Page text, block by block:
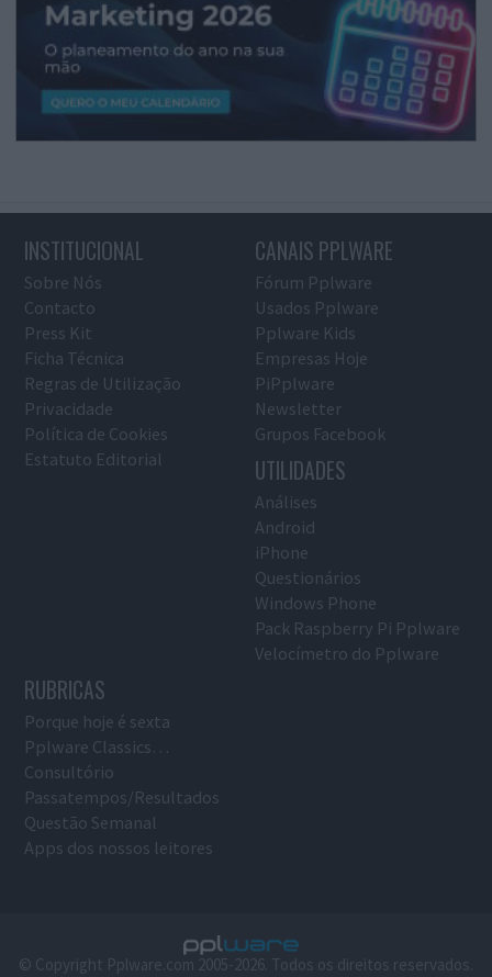
INSTITUCIONAL
Sobre Nós
Contacto
Press Kit
Ficha Técnica
Regras de Utilização
Privacidade
Política de Cookies
Estatuto Editorial
CANAIS PPLWARE
Fórum Pplware
Usados Pplware
Pplware Kids
Empresas Hoje
PiPplware
Newsletter
Grupos Facebook
UTILIDADES
Análises
Android
iPhone
Questionários
Windows Phone
Pack Raspberry Pi Pplware
Velocímetro do Pplware
RUBRICAS
Porque hoje é sexta
Pplware Classics…
Consultório
Passatempos/Resultados
Questão Semanal
Apps dos nossos leitores
© Copyright Pplware.com 2005-2026. Todos os direitos reservados.